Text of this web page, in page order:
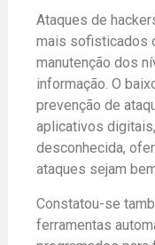
Ataques de
mais sofisticados
manutenção dos
informação. O
prevenção de
aplicativos
desconhecida,
ataques sejam
Constatou-se
ferramentas